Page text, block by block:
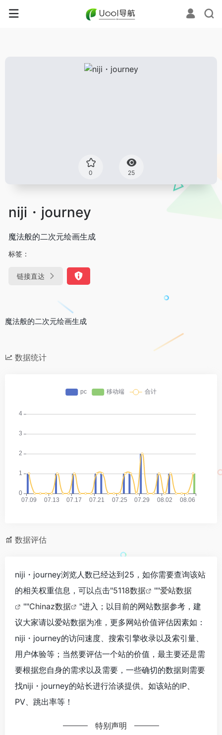
0 25
niji・journey
魔法般的二次元绘画生成
标签：
链接直达
魔法般的二次元绘画生成
数据统计
数据评估
niji・journey浏览人数已经达到25，如你需要查询该站
的相关权重信息，可以点击"5118数据 ""爱站数据
""Chinaz数据
"进入；以目前的网站数据参考，建
议大家请以爱站数据为准，更多网站价值评估因素如：
niji・journey的访问速度、搜索引擎收录以及索引量、
用户体验等；当然要评估一个站的价值，最主要还是需
要根据您自身的需求以及需要，一些确切的数据则需要
找niji・journey的站长进行洽谈提供。如该站的IP、
PV、跳出率等！
特别声明